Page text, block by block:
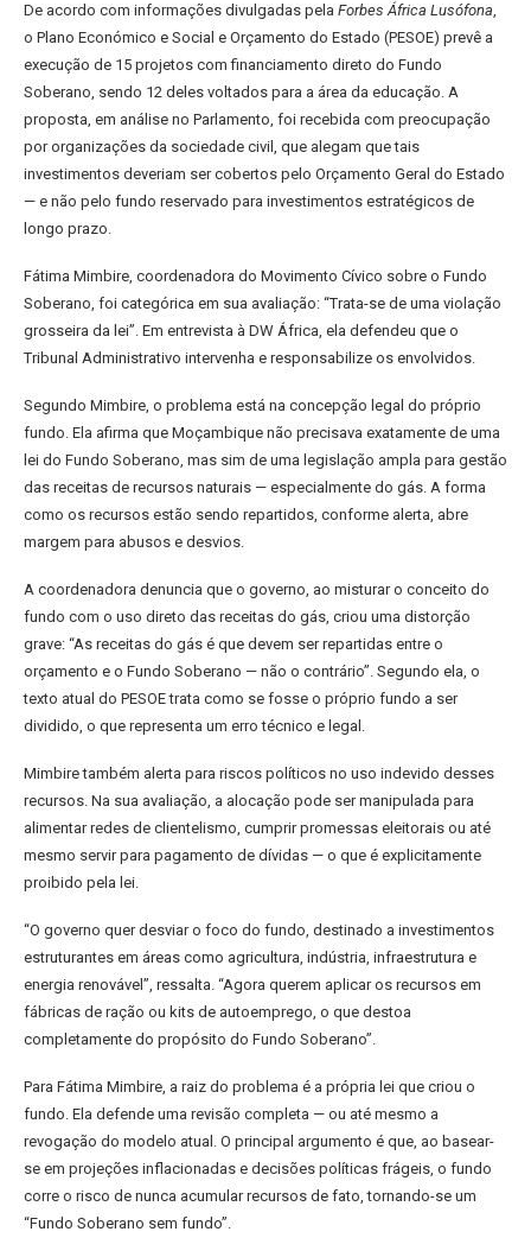
De acordo com informações divulgadas pela Forbes África Lusófona,
o Plano Económico e Social e Orçamento do Estado (PESOE) prevê a
execução de 15 projetos com financiamento direto do Fundo
Soberano, sendo 12 deles voltados para a área da educação. A
proposta, em análise no Parlamento, foi recebida com preocupação
por organizações da sociedade civil, que alegam que tais
investimentos deveriam ser cobertos pelo Orçamento Geral do Estado
— e não pelo fundo reservado para investimentos estratégicos de
longo prazo.
Fátima Mimbire, coordenadora do Movimento Cívico sobre o Fundo
Soberano, foi categórica em sua avaliação: “Trata-se de uma violação
grosseira da lei”. Em entrevista à DW África, ela defendeu que o
Tribunal Administrativo intervenha e responsabilize os envolvidos.
Segundo Mimbire, o problema está na concepção legal do próprio
fundo. Ela afirma que Moçambique não precisava exatamente de uma
lei do Fundo Soberano, mas sim de uma legislação ampla para gestão
das receitas de recursos naturais — especialmente do gás. A forma
como os recursos estão sendo repartidos, conforme alerta, abre
margem para abusos e desvios.
A coordenadora denuncia que o governo, ao misturar o conceito do
fundo com o uso direto das receitas do gás, criou uma distorção
grave: “As receitas do gás é que devem ser repartidas entre o
orçamento e o Fundo Soberano — não o contrário”. Segundo ela, o
texto atual do PESOE trata como se fosse o próprio fundo a ser
dividido, o que representa um erro técnico e legal.
Mimbire também alerta para riscos políticos no uso indevido desses
recursos. Na sua avaliação, a alocação pode ser manipulada para
alimentar redes de clientelismo, cumprir promessas eleitorais ou até
mesmo servir para pagamento de dívidas — o que é explicitamente
proibido pela lei.
“O governo quer desviar o foco do fundo, destinado a investimentos
estruturantes em áreas como agricultura, indústria, infraestrutura e
energia renovável”, ressalta. “Agora querem aplicar os recursos em
fábricas de ração ou kits de autoemprego, o que destoa
completamente do propósito do Fundo Soberano”.
Para Fátima Mimbire, a raiz do problema é a própria lei que criou o
fundo. Ela defende uma revisão completa — ou até mesmo a
revogação do modelo atual. O principal argumento é que, ao basear-
se em projeções inflacionadas e decisões políticas frágeis, o fundo
corre o risco de nunca acumular recursos de fato, tornando-se um
“Fundo Soberano sem fundo”.